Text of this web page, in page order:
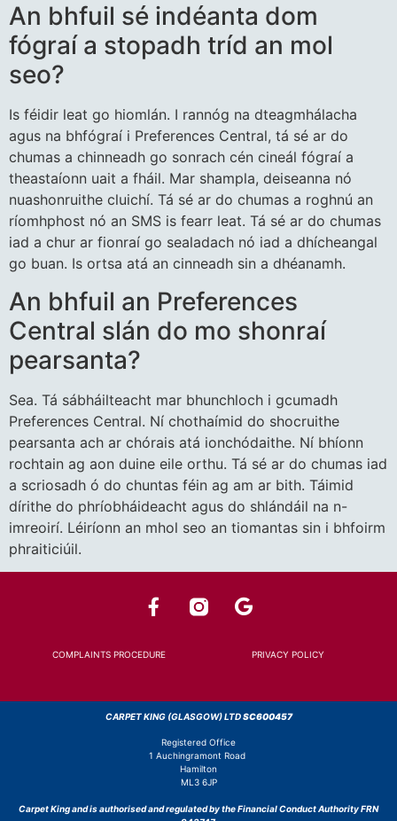
An bhfuil sé indéanta dom
fógraí a stopadh tríd an mol
seo?
Is féidir leat go hiomlán. I rannóg na dteagmhálacha
agus na bhfógraí i Preferences Central, tá sé ar do
chumas a chinneadh go sonrach cén cineál fógraí a
theastaíonn uait a fháil. Mar shampla, deiseanna nó
nuashonruithe cluichí. Tá sé ar do chumas a roghnú an
ríomhphost nó an SMS is fearr leat. Tá sé ar do chumas
iad a chur ar fionraí go sealadach nó iad a dhícheangal
go buan. Is ortsa atá an cinneadh sin a dhéanamh.
An bhfuil an Preferences
Central slán do mo shonraí
pearsanta?
Sea. Tá sábháilteacht mar bhunchloch i gcumadh
Preferences Central. Ní chothaímid do shocruithe
pearsanta ach ar chórais atá ionchódaithe. Ní bhíonn
rochtain ag aon duine eile orthu. Tá sé ar do chumas iad
a scriosadh ó do chuntas féin ag am ar bith. Táimid
dírithe do phríobháideacht agus do shlándáil na n-
imreoirí. Léiríonn an mhol seo an tiomantas sin i bhfoirm
phraiticiúil.
COMPLAINTS PROCEDURE PRIVACY POLICY
CARPET KING (GLASGOW) LTDSC600457
Registered Office
1 Auchingramont Road
Hamilton
ML3 6JP
Carpet King and is authorised and regulated by the Financial Conduct Authority FRN